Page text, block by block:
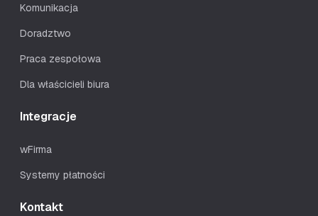
Komunikacja
Doradztwo
Praca zespołowa
Dla właścicieli biura
Integracje
wFirma
Systemy płatności
Kontakt